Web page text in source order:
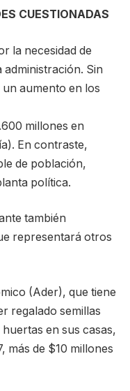
CUESTIONADAS
la necesidad de
Sin
aumento en los
millones en
En contraste,
de población,
política.
también
representará otros
(Ader), que tiene
regalado semillas
en sus casas,
más de $10 millones